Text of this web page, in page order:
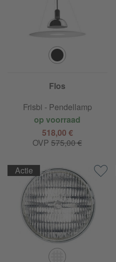
Flos
Frisbi - Pendellamp
op voorraad
518,00 €
OVP575,00 €
Actie